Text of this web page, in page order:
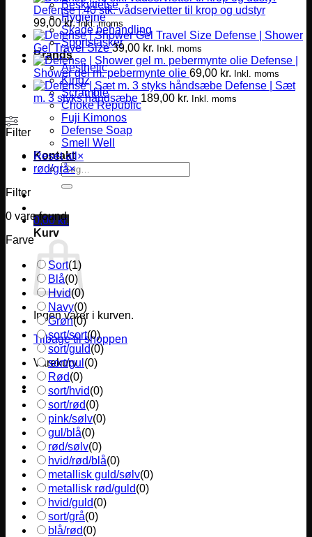
Beskyttelse
Hygiejne
Skade behandling
Sportstasker
Brands
Aesthetic
Kingz
Scramble
Choke Republic
Fuji Kimonos
Defense Soap
Smell Well
Kontakt
Søg
efter:
0,00 kr.
Kurv
Ingen varer i kurven.
Tilbage til shoppen
Varekurv
Defense | 40 stk. vådservietter til krop og udstyr
99,00kr. Inkl. moms
Defense | Shower
Gel Travel Size 39,00 kr. Inkl. moms
Defense |
Shower gel m. pebermynte olie 69,00 kr. Inkl. moms
Defense | Sæt
m. 3 styks håndsæbe 189,00 kr. Inkl. moms
Filter
Reset all ×
rød/grå×
Filter
0 vare found
Farve
Sort(1)
Blå(0)
Hvid(0)
Navy(0)
Grøn(0)
sort/sort(0)
sort/guld(0)
sort/gul (0)
Rød(0)
sort/hvid(0)
sort/rød(0)
pink/sølv(0)
gul/blå(0)
rød/sølv(0)
hvid/rød/blå(0)
metallisk guld/sølv(0)
metallisk rød/guld(0)
hvid/guld(0)
sort/grå(0)
blå/rød(0)